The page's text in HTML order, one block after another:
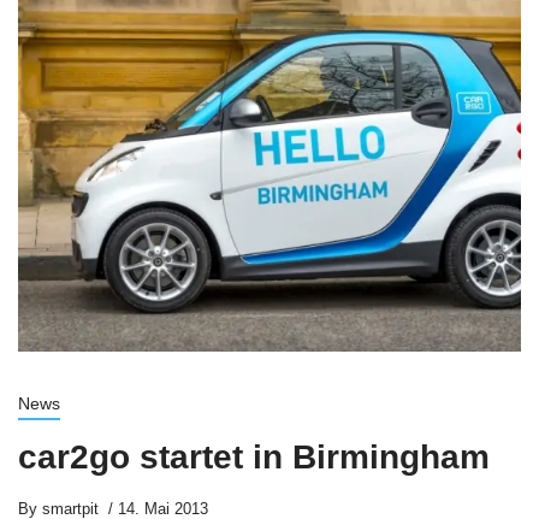
News
car2go startet in Birmingham
By smartpit 14. Mai 2013